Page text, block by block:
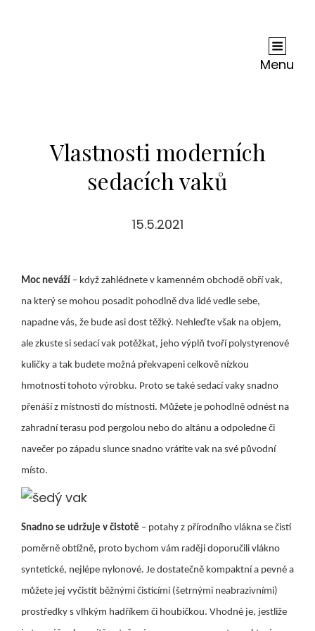
Menu
Vlastnosti moderních
sedacích vaků
15.5.2021
Moc neváží – když zahlédnete v kamenném obchodě obří vak,
na který se mohou posadit pohodlně dva lidé vedle sebe,
napadne vás, že bude asi dost těžký. Nehleďte však na objem,
ale zkuste si sedací vak potěžkat, jeho výplň tvoří polystyrenové
kuličky a tak budete možná překvapeni celkově nízkou
hmotností tohoto výrobku. Proto se také sedací vaky snadno
přenáší z místnosti do místnosti. Můžete je pohodlně odnést na
zahradní terasu pod pergolou nebo do altánu a odpoledne či
navečer po západu slunce snadno vrátíte vak na své původní
místo.
Snadno se udržuje v čistotě – potahy z přírodního vlákna se čistí
poměrně obtížně, proto bychom vám raději doporučili vlákno
syntetické, nejlépe nylonové. Je dostatečně kompaktní a pevné a
můžete jej vyčistit běžnými čisticími (šetrnými neabrazivními)
prostředky s vlhkým hadříkem či houbičkou. Vhodné je, jestliže